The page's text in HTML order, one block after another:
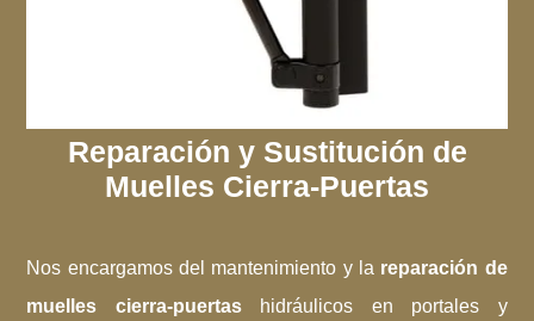
Reparación y Sustitución de
Muelles Cierra-Puertas
Nos encargamos del mantenimiento y la reparación de
muelles cierra-puertashidráulicos en portales y